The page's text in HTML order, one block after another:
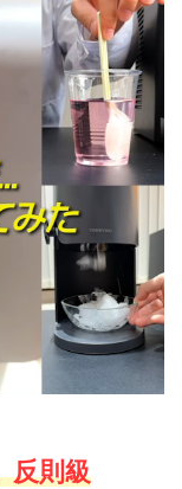
反則級